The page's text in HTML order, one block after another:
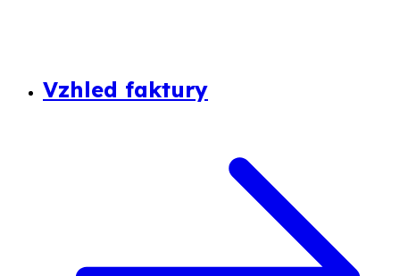
Vzhled faktury